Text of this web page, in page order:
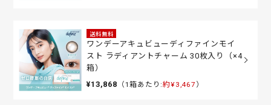
送料無料
ワンデーアキュビューディファインモイ
スト ラディアントチャーム 30枚入り（×4
箱）
¥13,868 （1箱あたり:約¥3,467 ）